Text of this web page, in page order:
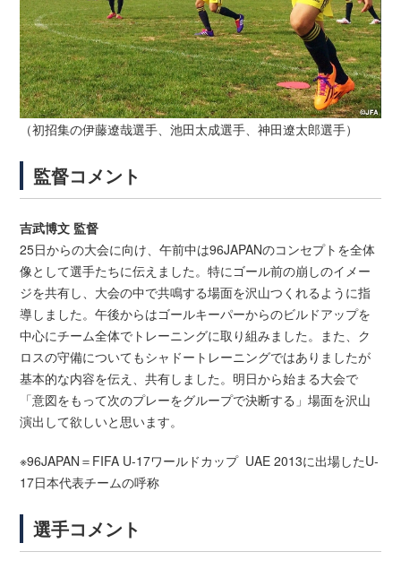
（初招集の伊藤遼哉選手、池田太成選手、神田遼太郎選手）
監督コメント
吉武博文 監督
25日からの大会に向け、午前中は96JAPANのコンセプトを全体
像として選手たちに伝えました。特にゴール前の崩しのイメー
ジを共有し、大会の中で共鳴する場面を沢山つくれるように指
導しました。午後からはゴールキーパーからのビルドアップを
中心にチーム全体でトレーニングに取り組みました。また、ク
ロスの守備についてもシャドートレーニングではありましたが
基本的な内容を伝え、共有しました。明日から始まる大会で
「意図をもって次のプレーをグループで決断する」場面を沢山
演出して欲しいと思います。
※96JAPAN＝FIFA U-17ワールドカップ UAE 2013に出場したU-
17日本代表チームの呼称
選手コメント